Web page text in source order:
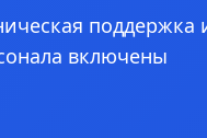
поддержка
включены